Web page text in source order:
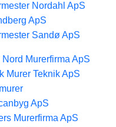
Nordahl ApS
ApS
Sandø ApS
Nord Murerfirma ApS
Murer Teknik ApS
ApS
Murerfirma ApS